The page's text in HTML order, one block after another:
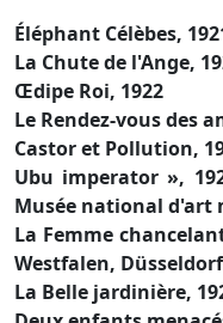
Éléphant Célèbes,
La Chute de l'Ange,
Œdipe Roi, 1922
Le Rendez-vous des
Castor et Pollution,
Ubu imperator »,
Musée national d'art
La Femme
Westfalen, Düsseldorf
La Belle jardinière,